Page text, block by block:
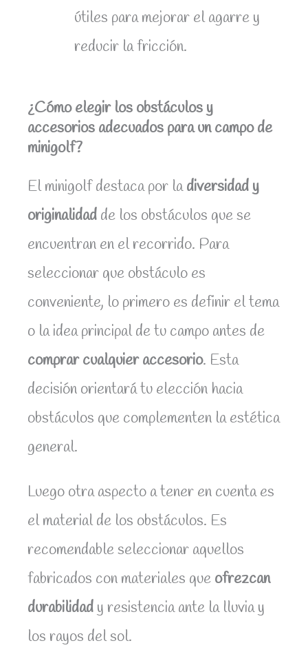
útiles para mejorar el agarre y
reducir la fricción.
¿Cómo elegir los obstáculos y
accesorios adecuados para un campo de
minigolf?
El minigolf destaca por ladiversidad y
originalidad de los obstáculos que se
encuentran en el recorrido. Para
seleccionar que obstáculo es
conveniente, lo primero es definir el tema
o la idea principal de tu campo antes de
comprar cualquier accesorio. Esta
decisión orientará tu elección hacia
obstáculos que complementen la estética
general.
Luego otra aspecto a tener en cuenta es
el material de los obstáculos. Es
recomendable seleccionar aquellos
fabricados con materiales que ofrezcan
durabilidad y resistencia ante la lluvia y
los rayos del sol.